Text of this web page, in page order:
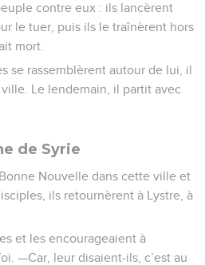
contre eux : ils lancèrent
le tuer, puis ils le traînèrent hors
mort.
se rassemblèrent autour de lui, il
Le lendemain, il partit avec
de Syrie
Nouvelle dans cette ville et
ils retournèrent à Lystre, à
et les encourageaient à
—Car, leur disaient-ils, c’est au